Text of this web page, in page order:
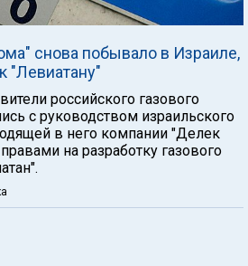
снова побывало в Израиле,
"Левиатану"
российского газового
с руководством израильского
в него компании "Делек
на разработку газового